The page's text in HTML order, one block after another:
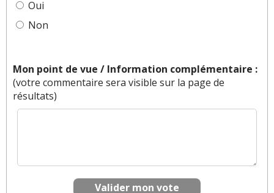
Oui
Non
Mon point de vue / Information complémentaire :
(votre commentaire sera visible sur la page de
résultats)
Valider mon vote